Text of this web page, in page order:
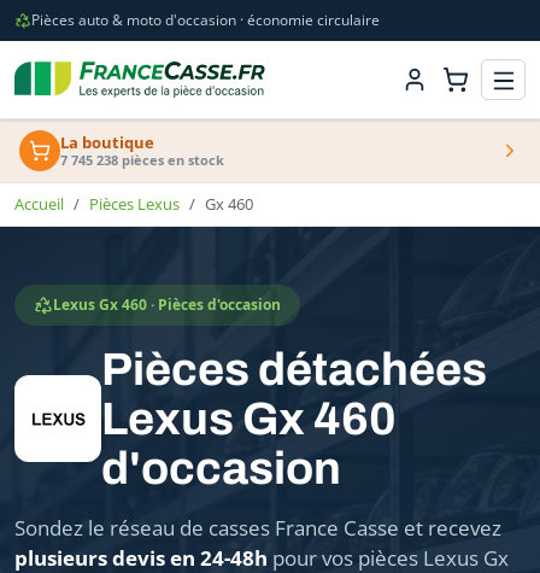
Pièces auto & moto d'occasion · économie circulaire
La boutique
7 745 238 pièces en stock
Accueil Pièces Lexus Gx 460
Lexus Gx 460 · Pièces d'occasion
Pièces détachées
Lexus Gx 460
d'occasion
Sondez le réseau de casses France Casse et recevez
plusieurs devis en 24-48h pour vos pièces Lexus Gx